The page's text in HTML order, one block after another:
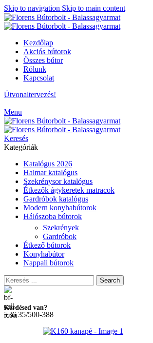
Skip to navigation Skip to main content
Kezdőlap
Akciós bútorok
Összes bútor
Rólunk
Kapcsolat
Útvonaltervezés!
Menu
Keresés
Kategóriák
Katalógus 2026
Halmar katalógus
Szekrénysor katalógus
Étkezők ágykeretek matracok
Gardróbok katalógus
Modern konyhabútorok
Hálószoba bútorok
Szekrények
Gardróbok
Étkező bútorok
Konyhabútor
Nappali bútorok
Search
Kérdésed van?
+36 35/500-388